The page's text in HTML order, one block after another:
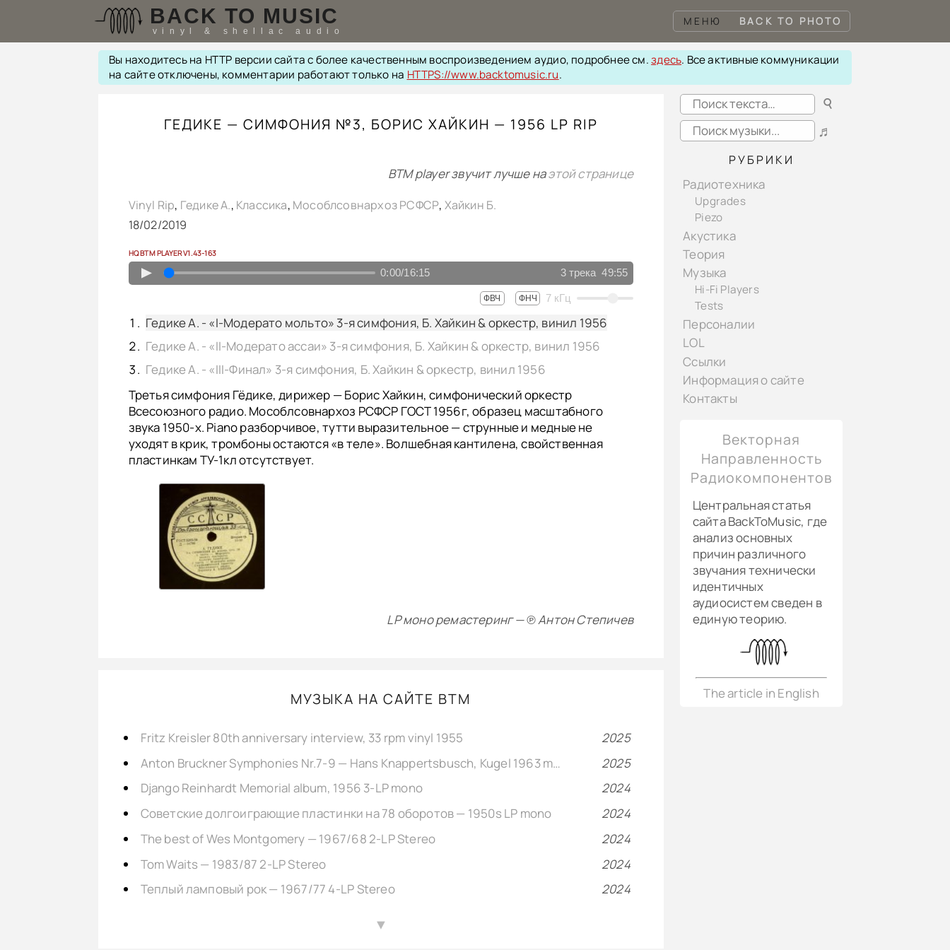
BACK TO MUSIC
vinyl & shellac audio
МЕНЮ BACK TO PHOTO
Вы находитесь на HTTP версии сайта с более качественным воспроизведением аудио, подробнее см.здесь. Все активные коммуникации
на сайте отключены, комментарии работают только на HTTPS://www.backtomusic.ru.
ГЕДИКЕ — СИМФОНИЯ №3, БОРИС ХАЙКИН — 1956 LP RIP
BTM player звучит лучше наэтой странице
Vinyl Rip, Гедике А., Классика, Мособлсовнархоз РСФСР, Хайкин Б.
18/02/2019
HQ BTM PLAYER V1.43-163
▲ 0:00/16:15 3 трека 49:55
ФВЧ ФНЧ 7 кГц
Гедике А. - «I-Модерато мольто» 3-я симфония, Б. Хайкин & оркестр, винил 1956
Гедике А. - «II-Модерато ассаи» 3-я симфония, Б. Хайкин & оркестр, винил 1956
Гедике А. - «III-Финал» 3-я симфония, Б. Хайкин & оркестр, винил 1956
Третья симфония Гёдике, дирижер — Борис Хайкин, симфонический оркестр
Всесоюзного радио. Мособлсовнархоз РСФСР ГОСТ 1956г, образец масштабного
звука 1950-х. Piano разборчивое, тутти выразительное — струнные и медные не
уходят в крик, тромбоны остаются «в теле». Волшебная кантилена, свойственная
пластинкам TУ-1кл отсутствует.
LP моно ремастеринг — ℗ Антон Степичев
МУЗЫКА НА САЙТЕ BTM
Fritz Kreisler 80th anniversary interview, 33 rpm vinyl 1955
2025
Anton Bruckner Symphonies Nr.7-9 — Hans Knappertsbusch, Kugel 1963 mono vinyl rip
2025
Django Reinhardt Memorial album, 1956 3-LP mono
2024
Советские долгоиграющие пластинки на 78 оборотов — 1950s LP mono
2024
The best of Wes Montgomery — 1967/68 2-LP Stereo
2024
Tom Waits — 1983/87 2-LP Stereo
2024
Теплый ламповый рок — 1967/77 4-LP Stereo
2024
▲
☌
♬
РУБРИКИ
Радиотехника
Upgrades
Piezo
Акустика
Теория
Музыка
Hi-Fi Players
Tests
Персоналии
LOL
Ссылки
Информация о сайте
Контакты
Векторная
Направленность
Радиокомпонентов
Центральная статья
сайта BackToMusic, где
анализ основных
причин различного
звучания технически
идентичных
аудиосистем сведен в
единую теорию.
The article in English